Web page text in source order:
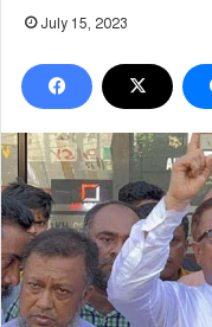
July 15, 2023